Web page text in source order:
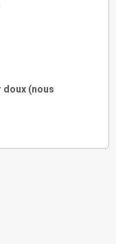
doux (nous